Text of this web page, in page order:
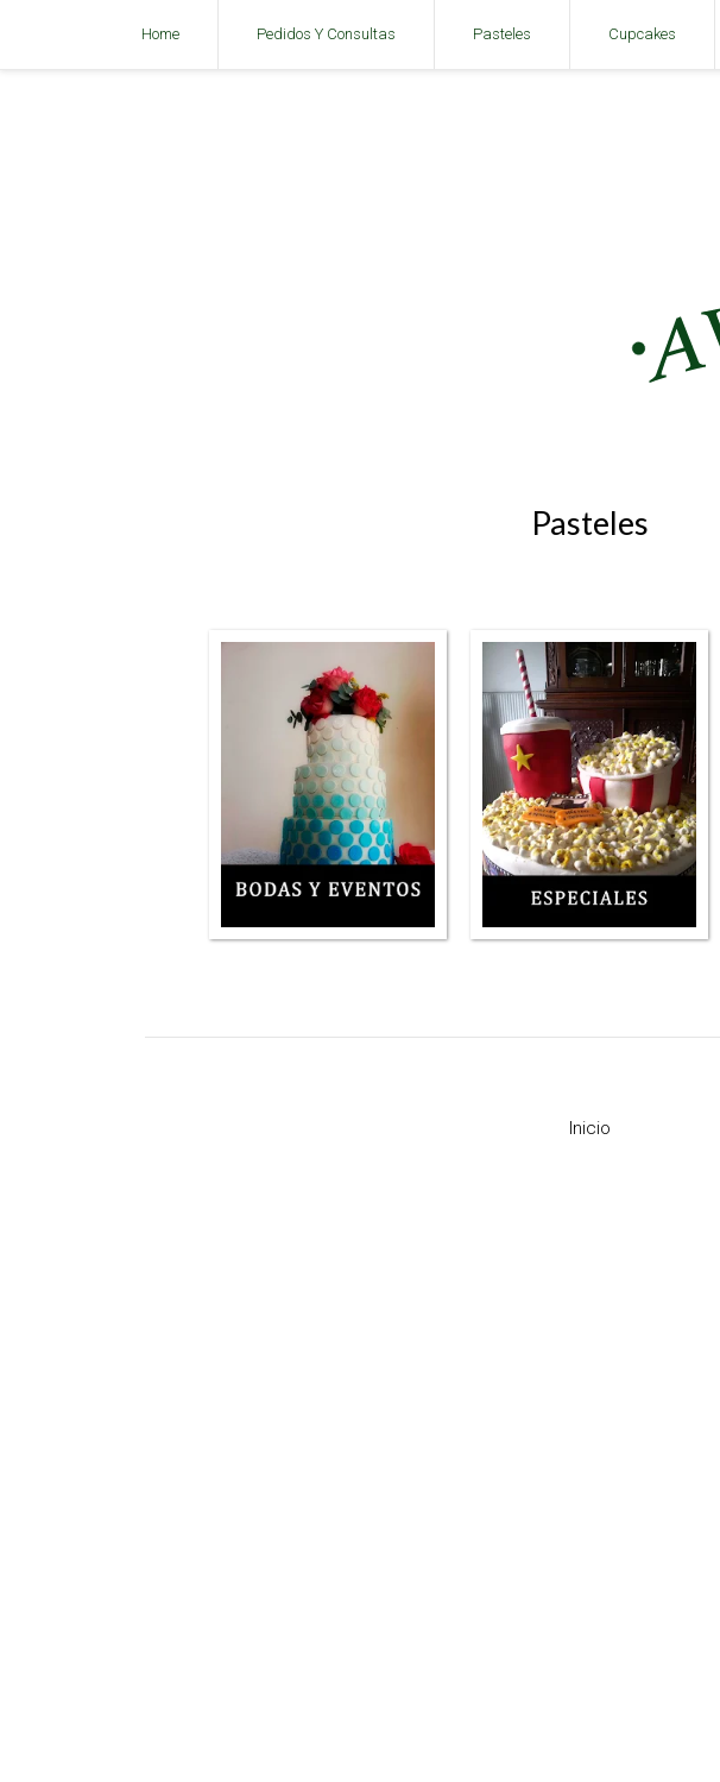
Home Pedidos Y Consultas Pasteles Cupcakes
Pasteles
Inicio